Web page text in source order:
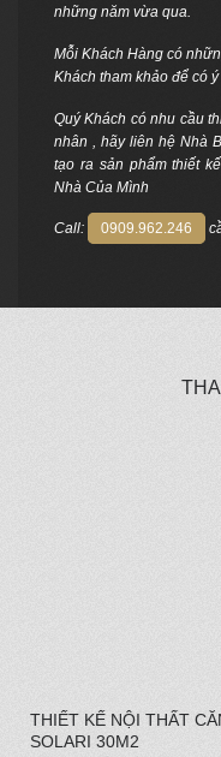
những năm vừa qua.
Mỗi Khách Hàng có
Khách tham khảo để có
Quý Khách có nhu cầu
nhân , hãy liên hệ Nhà
tạo ra sản phẩm thiết
Nhà Của Mình
Call: 0909.962.246
THIẾT KẾ NỘI THẤT
SOLARI 30M2